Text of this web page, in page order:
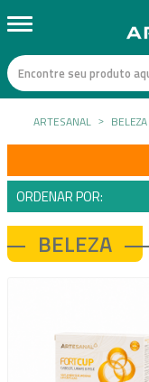
ARTESANAL BELEZA
ORDENAR POR:
BELEZA